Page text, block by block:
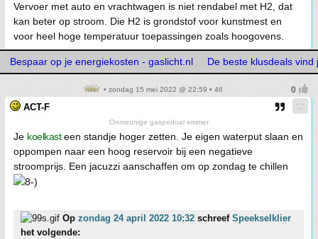
Vervoer met auto en vrachtwagen is niet rendabel met H2, dat
kan beter op stroom. Die H2 is grondstof voor kunstmest en
voor heel hoge temperatuur toepassingen zoals hoogovens.
Bespaar op je energiekosten - gaslicht.nl De beste klusdeals vind
• zondag 15 mei 2022 @ 22:59 • 46
ACT-F
Onmeunige gaspedoal emmer
Je koelkasteen standje hoger zetten. Je eigen waterput slaan en
oppompen naar een hoog reservoir bij een negatieve
stroomprijs. Een jacuzzi aanschaffen om op zondag te chillen
Op zondag 24 april 2022 10:32 schreef Speekselklier
het volgende: